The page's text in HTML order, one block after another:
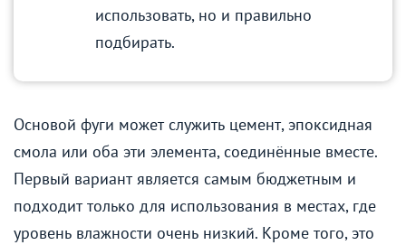
использовать, но и правильно
подбирать.
Основой фуги может служить цемент, эпоксидная
смола или оба эти элемента, соединённые вместе.
Первый вариант является самым бюджетным и
подходит только для использования в местах, где
уровень влажности очень низкий. Кроме того, это